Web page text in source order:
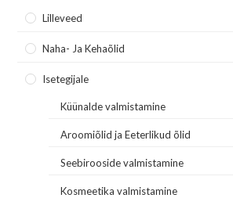
Lilleveed
Naha- Ja Kehaõlid
Isetegijale
Küünalde valmistamine
Aroomiõlid ja Eeterlikud õlid
Seebirooside valmistamine
Kosmeetika valmistamine